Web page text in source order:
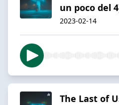
un poco del
2023-02-14
The Last of